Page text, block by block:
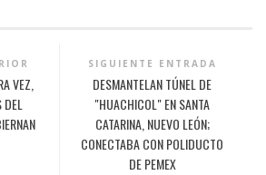
VEZ,
DEL
SIGUIENTE ENTRADA
DESMANTELAN TÚNEL DE
"HUACHICOL" EN SANTA
CATARINA, NUEVO LEÓN;
CONECTABA CON POLIDUCTO
DE PEMEX